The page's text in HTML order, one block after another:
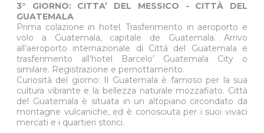
3° GIORNO: CITTA’ DEL MESSICO - CITTÀ DEL
GUATEMALA
Prima colazione in hotel. Trasferimento in aeroporto e
volo a Guatemala, capitale de Guatemala. Arrivo
all’aeroporto internazionale di Cittá del Guatemala e
trasferimento all’hotel Barcelo’ Guatemala City o
similare. Registrazione e pernottamento.
Curiosità del giorno: Il Guatemala è famoso per la sua
cultura vibrante e la bellezza naturale mozzafiato. Città
del Guatemala è situata in un altopiano circondato da
montagne vulcaniche, ed è conosciuta per i suoi vivaci
mercati e i quartieri storici.